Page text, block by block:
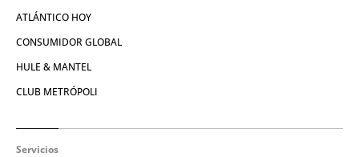
ATLÁNTICO HOY
CONSUMIDOR GLOBAL
HULE & MANTEL
CLUB METRÓPOLI
Servicios